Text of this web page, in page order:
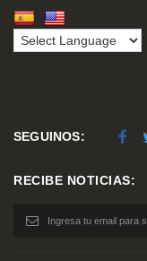
SEGUINOS:
RECIBE NOTICIAS: